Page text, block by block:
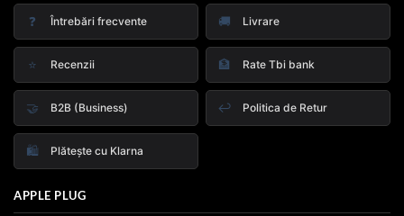
❓ Întrebări frecvente 🚚 Livrare
⭐ Recenzii 🏦 Rate Tbi bank
🤝 B2B (Business) ↩️ Politica de Retur
🛍️ Plătește cu Klarna
APPLE PLUG